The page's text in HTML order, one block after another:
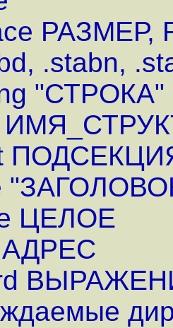
РАЗМЕР,
.stabn,
"СТPОКА"
ЦЕЛОЕ
АДРЕС